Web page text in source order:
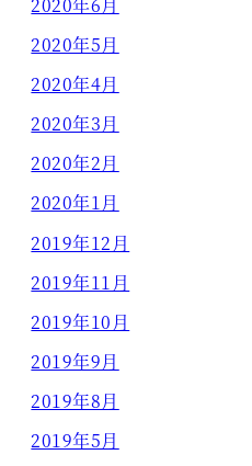
2020年5月
2020年4月
2020年3月
2020年2月
2020年1月
2019年12月
2019年11月
2019年10月
2019年9月
2019年8月
2019年5月